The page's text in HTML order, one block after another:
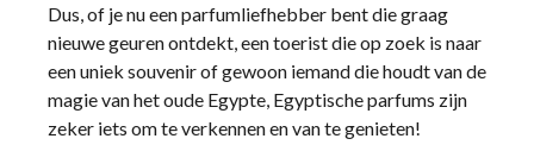
Dus, of je nu een parfumliefhebber bent die graag
nieuwe geuren ontdekt, een toerist die op zoek is naar
een uniek souvenir of gewoon iemand die houdt van de
magie van het oude Egypte, Egyptische parfums zijn
zeker iets om te verkennen en van te genieten!